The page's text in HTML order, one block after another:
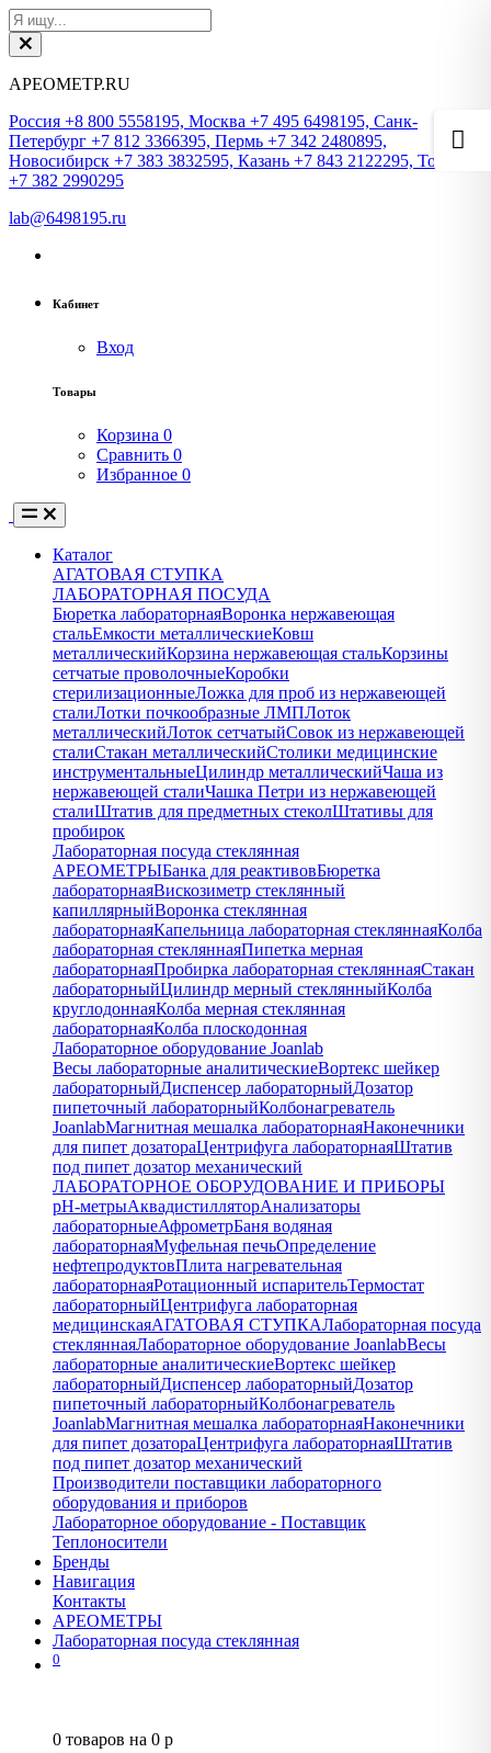
АРЕОМЕТР.RU
Россия +8 800 5558195, Москва +7 495 6498195, Санк-
Петербург +7 812 3366395, Пермь +7 342 2480895,
Новосибирск +7 383 3832595, Казань +7 843 2122295, Томск
+7 382 2990295
lab@6498195.ru
Кабинет
Вход
Товары
Корзина 0
Сравнить 0
Избранное 0
Каталог
АГАТОВАЯ СТУПКА
ЛАБОРАТОРНАЯ ПОСУДА
Бюретка лабораторнаяВоронка нержавеющая
стальЕмкости металлическиеКовш
металлическийКорзина нержавеющая стальКорзины
сетчатые проволочныеКоробки
стерилизационныеЛожка для проб из нержавеющей
сталиЛотки почкообразные ЛМПЛоток
металлическийЛоток сетчатыйСовок из нержавеющей
сталиСтакан металлическийСтолики медицинские
инструментальныеЦилиндр металлическийЧаша из
нержавеющей сталиЧашка Петри из нержавеющей
сталиШтатив для предметных стеколШтативы для
пробирок
Лабораторная посуда стеклянная
АРЕОМЕТРЫБанка для реактивовБюретка
лабораторнаяВискозиметр стеклянный
капиллярныйВоронка стеклянная
лабораторнаяКапельница лабораторная стекляннаяКолба
лабораторная стекляннаяПипетка мерная
лабораторнаяПробирка лабораторная стекляннаяСтакан
лабораторныйЦилиндр мерный стеклянныйКолба
круглодоннаяКолба мерная стеклянная
лабораторнаяКолба плоскодонная
Лабораторное оборудование Joanlab
Весы лабораторные аналитическиеВортекс шейкер
лабораторныйДиспенсер лабораторныйДозатор
пипеточный лабораторныйКолбонагреватель
JoanlabМагнитная мешалка лабораторнаяНаконечники
для пипет дозатораЦентрифуга лабораторнаяШтатив
под пипет дозатор механический
ЛАБОРАТОРНОЕ ОБОРУДОВАНИЕ И ПРИБОРЫ
pH-метрыАквадистилляторАнализаторы
лабораторныеАфрометрБаня водяная
лабораторнаяМуфельная печьОпределение
нефтепродуктовПлита нагревательная
лабораторнаяРотационный испарительТермостат
лабораторныйЦентрифуга лабораторная
медицинскаяАГАТОВАЯ СТУПКАЛабораторная посуда
стекляннаяЛабораторное оборудование JoanlabВесы
лабораторные аналитическиеВортекс шейкер
лабораторныйДиспенсер лабораторныйДозатор
пипеточный лабораторныйКолбонагреватель
JoanlabМагнитная мешалка лабораторнаяНаконечники
для пипет дозатораЦентрифуга лабораторнаяШтатив
под пипет дозатор механический
Производители поставщики лабораторного
оборудования и приборов
Лабораторное оборудование - Поставщик
Теплоносители
Бренды
Навигация
Контакты
АРЕОМЕТРЫ
Лабораторная посуда стеклянная
0
0 товаров на 0 p